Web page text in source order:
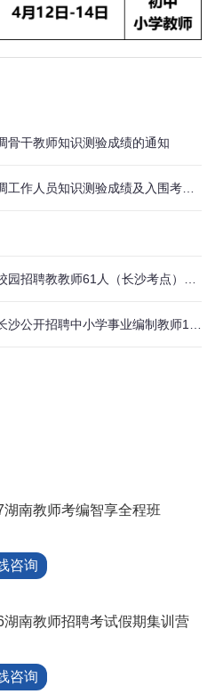
骨干教师知识测验成绩的通知
湖南教师考编智享全程班
咨询
湖南教师招聘考试假期集训营
咨询